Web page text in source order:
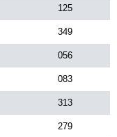
125
349
056
083
313
279